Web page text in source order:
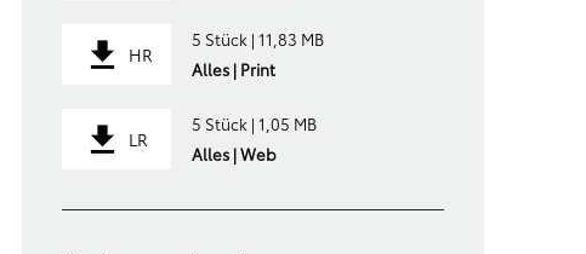
HR
5 Stück | 11,83 MB
Alles | Print
LR
5 Stück | 1,05 MB
Alles | Web